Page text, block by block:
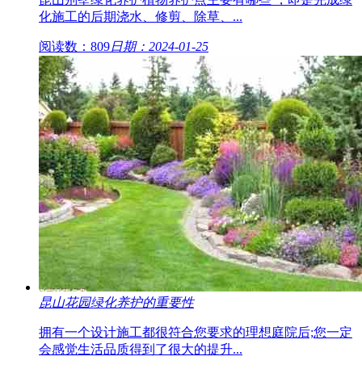
化施工的后期浇水、修剪、除草、...
阅读数：809日期：2024-01-25
昆山花园绿化养护的重要性
拥有一个设计施工都很符合您要求的理想庭院后;您一定
会感觉生活品质得到了很大的提升...